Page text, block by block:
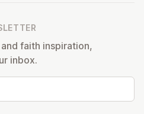
faith inspiration,
inbox.